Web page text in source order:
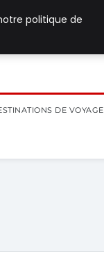
DE VOYAGE
politique de